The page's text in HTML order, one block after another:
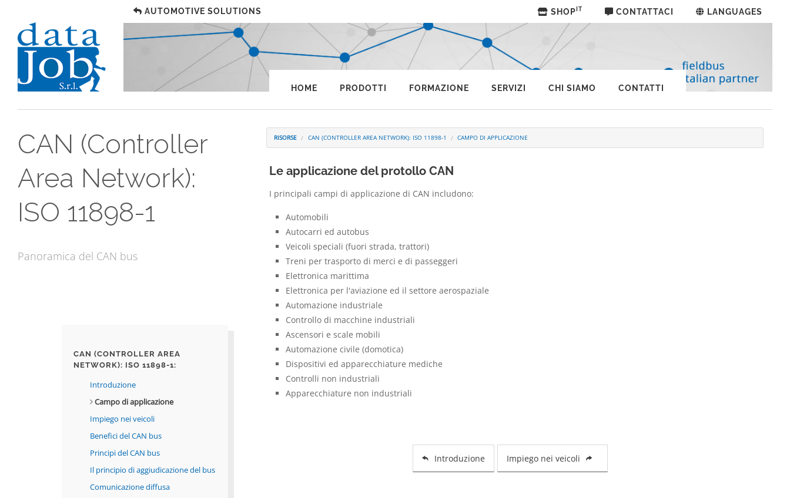
AUTOMOTIVE SOLUTIONS SHOP IT CONTATTACI LANGUAGES
HOME PRODOTTI FORMAZIONE SERVIZI CHI SIAMO CONTATTI
CAN (Controller
Area Network):
ISO 11898-1
Panoramica del CAN bus
RISORSE CAN (CONTROLLER AREA NETWORK): ISO 11898-1 CAMPO DI APPLICAZIONE
Le applicazione del protollo CAN
I principali campi di applicazione di CAN includono:
Automobili
Autocarri ed autobus
Veicoli speciali (fuori strada, trattori)
Treni per trasporto di merci e di passeggeri
Elettronica marittima
Elettronica per l'aviazione ed il settore aerospaziale
Automazione industriale
Controllo di macchine industriali
Ascensori e scale mobili
Automazione civile (domotica)
Dispositivi ed apparecchiature mediche
Controlli non industriali
Apparecchiature non industriali
Introduzione Impiego nei veicoli
CAN (CONTROLLER AREA
NETWORK): ISO 11898-1:
Introduzione
Campo di applicazione
Impiego nei veicoli
Benefici del CAN bus
Principi del CAN bus
Il principio di aggiudicazione del bus
Comunicazione diffusa